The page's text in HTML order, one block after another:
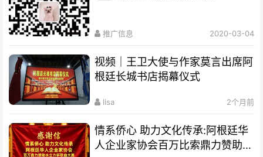
推广信息 2020-03-04
视频｜王卫大使与作家莫言出席阿
根廷长城书店揭幕仪式
lisa 2个月前
情系侨心 助力文化传承:阿根廷华
人企业家协会百万比索鼎力赞助水